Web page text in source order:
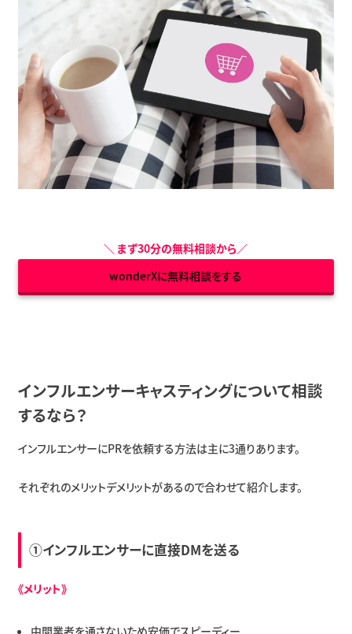
＼ まず30分の無料相談から／
wonderXに無料相談をする
インフルエンサーキャスティングについて相談
するなら？
インフルエンサーにPRを依頼する方法は主に3通りあります。
それぞれのメリットデメリットがあるので合わせて紹介します。
①インフルエンサーに直接DMを送る
《メリット》
中間業者を通さないため安価でスピーディー